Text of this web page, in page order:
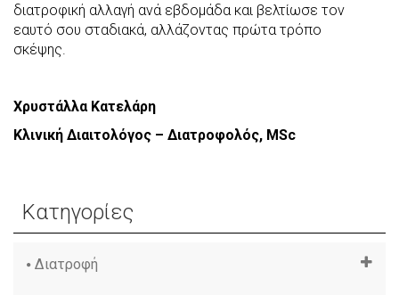
διατροφική αλλαγή ανά εβδομάδα και βελτίωσε τον
εαυτό σου σταδιακά, αλλάζοντας πρώτα τρόπο
σκέψης.
Χρυστάλλα Κατελάρη
Κλινική Διαιτολόγος – Διατροφολός, MSc
Κατηγορίες
Διατροφή